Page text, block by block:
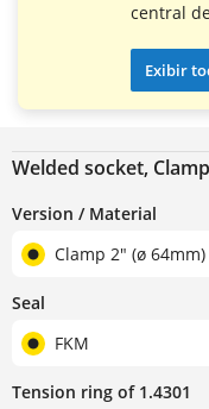
central
Exibir
Welded socket, Clamp
Version / Material
Clamp 2" (ø
Seal
FKM
Tension ring of 1.4301